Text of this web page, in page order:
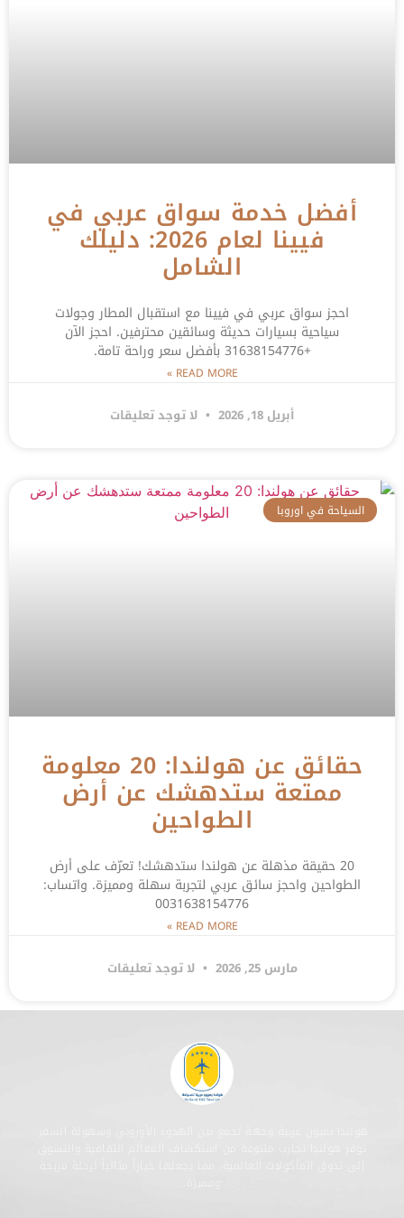
أفضل خدمة سواق عربي في
فيينا لعام 2026: دليلك
الشامل
احجز سواق عربي في فيينا مع استقبال المطار وجولات
سياحية بسيارات حديثة وسائقين محترفين. احجز الآن
+31638154776 بأفضل سعر وراحة تامة.
READ MORE »
أبريل 18, 2026 لا توجد تعليقات
السياحة في اوروبا
حقائق عن هولندا: 20 معلومة
ممتعة ستدهشك عن أرض
الطواحين
20 حقيقة مذهلة عن هولندا ستدهشك! تعرّف على أرض
الطواحين واحجز سائق عربي لتجربة سهلة ومميزة. واتساب:
0031638154776
READ MORE »
مارس 25, 2026 لا توجد تعليقات